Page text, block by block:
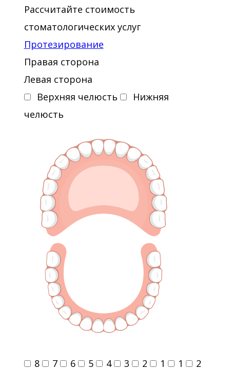
Рассчитайте стоимость
стоматологических услуг
Протезирование
Правая сторона
Левая сторона
Верхняя челюсть
Нижняя
челюсть
8 7 6 5 4 3 2 1 1
2